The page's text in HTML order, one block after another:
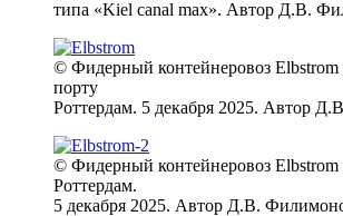
типа «Kiel canal max». Автор Д.В.
© Фидерный контейнеровоз Elbstrom
порту
Роттердам. 5 декабря 2025. Автор
© Фидерный контейнеровоз Elbstrom
Роттердам.
5 декабря 2025. Автор Д.В.